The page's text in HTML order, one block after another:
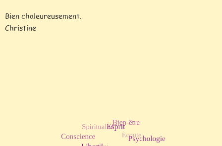
Bien chaleureusement.
Christine